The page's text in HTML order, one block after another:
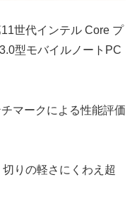
世代インテル Core プ
型モバイルノートPC
マークによる性能評価
りの軽さにくわえ超